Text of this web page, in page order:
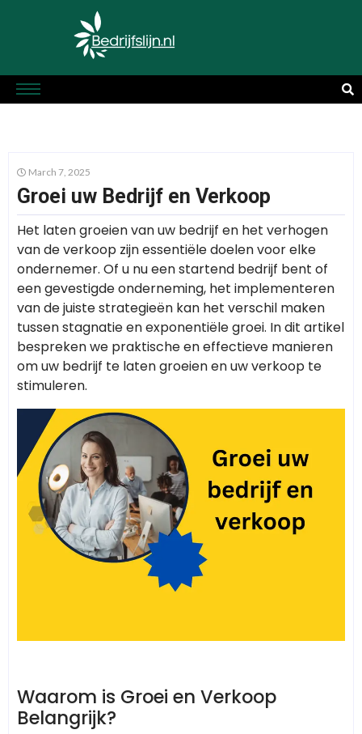
March 7, 2025
Groei uw Bedrijf en Verkoop
Het laten groeien van uw bedrijf en het verhogen
van de verkoop zijn essentiële doelen voor elke
ondernemer. Of u nu een startend bedrijf bent of
een gevestigde onderneming, het implementeren
van de juiste strategieën kan het verschil maken
tussen stagnatie en exponentiële groei. In dit artikel
bespreken we praktische en effectieve manieren
om uw bedrijf te laten groeien en uw verkoop te
stimuleren.
Waarom is Groei en Verkoop
Belangrijk?